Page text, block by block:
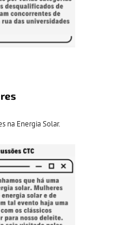
na Energia Solar.